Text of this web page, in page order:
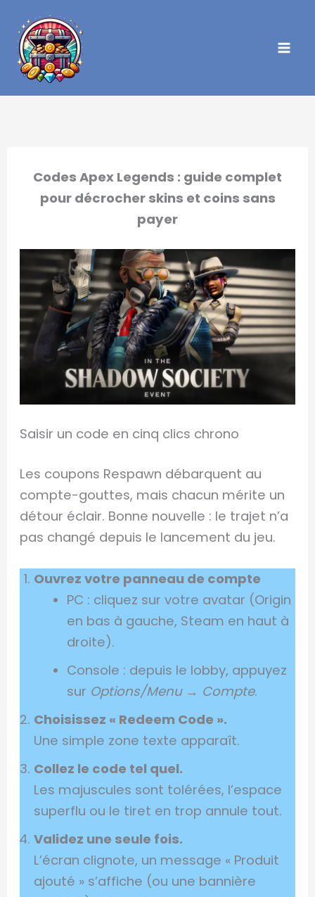
contenu
Codes Apex Legends : guide complet
pour décrocher skins et coins sans
payer
Saisir un code en cinq clics chrono
Les coupons Respawn débarquent au
compte-gouttes, mais chacun mérite un
détour éclair. Bonne nouvelle : le trajet n’a
pas changé depuis le lancement du jeu.
Ouvrez votre panneau de compte
PC : cliquez sur votre avatar (Origin
en bas à gauche, Steam en haut à
droite).
Console : depuis le lobby, appuyez
sur Options/Menu→ Compte.
Choisissez « Redeem Code ».
Une simple zone texte apparaît.
Collez le code tel quel.
Les majuscules sont tolérées, l’espace
superflu ou le tiret en trop annule tout.
Validez une seule fois.
L’écran clignote, un message « Produit
ajouté » s’affiche (ou une bannière